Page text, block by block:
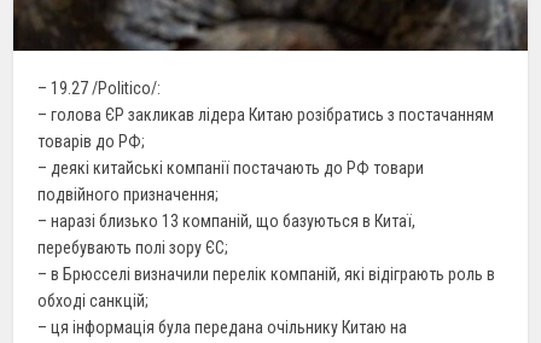
– 19.27 /Politico/:
– голова ЄР закликав лідера Китаю розібратись з постачанням
товарів до РФ;
– деякі китайські компанії постачають до РФ товари
подвійного призначення;
– наразі близько 13 компаній, що базуються в Китаї,
перебувають полі зору ЄС;
– в Брюсселі визначили перелік компаній, які відіграють роль в
обході санкцій;
– ця інформація була передана очільнику Китаю на